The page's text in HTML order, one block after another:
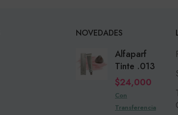
NOVEDADES
Alfaparf
Tinte .013
$24,000
Con
Transferencia